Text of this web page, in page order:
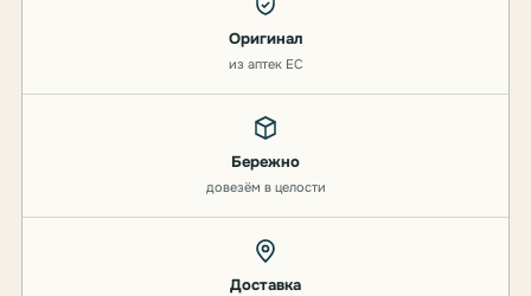
Оригинал
из аптек ЕС
Бережно
довезём в целости
Доставка